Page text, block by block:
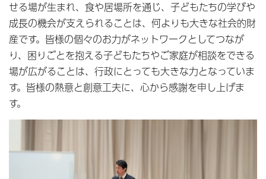
せる場が生まれ、食や居場所を通じ、子どもたちの学びや
成長の機会が支えられることは、何よりも大きな社会的財
産です。皆様の個々のお力がネットワークとしてつなが
り、困りごとを抱える子どもたちやご家庭が相談をできる
場が広がることは、行政にとっても大きな力となっていま
す。皆様の熱意と創意工夫に、心から感謝を申し上げま
す。